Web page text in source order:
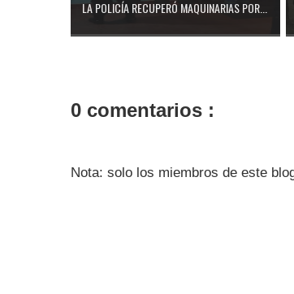
LA POLICÍA RECUPERÓ MAQUINARIAS POR...
0 comentarios :
Nota: solo los miembros de este